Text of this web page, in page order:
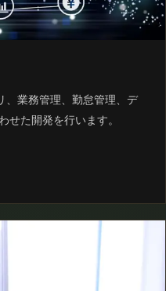
、業務管理、勤怠管理、デ
せた開発を行います。